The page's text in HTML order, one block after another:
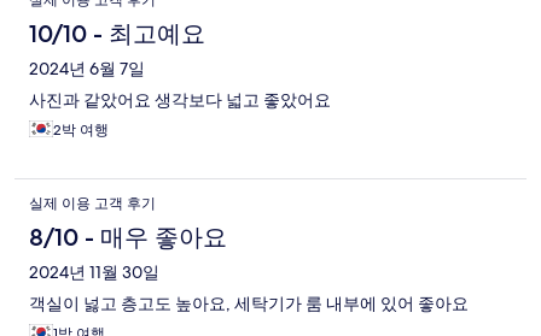
10/10 - 최고예요
2024년 6월 7일
사진과 같았어요 생각보다 넓고 좋았어요
2박 여행
실제 이용 고객 후기
8/10 - 매우 좋아요
2024년 11월 30일
객실이 넗고 층고도 높아요, 세탁기가 룸 내부에 있어 좋아요